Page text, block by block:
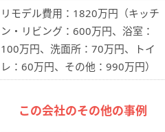
リモデル費用：1820万円（キッチ
ン・リビング：600万円、浴室：
100万円、洗面所：70万円、トイ
レ：60万円、その他：990万円）
この会社のその他の事例